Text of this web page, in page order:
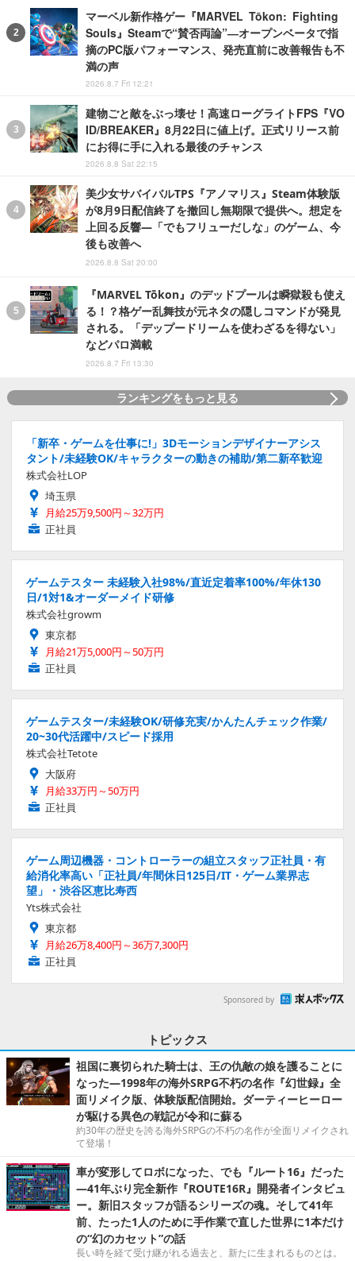
マーベル新作格ゲー『MARVEL Tōkon: Fighting
Souls』Steamで“賛否両論”―オープンベータで指
摘のPC版パフォーマンス、発売直前に改善報告も不
満の声
2026.8.7 Fri 12:21
建物ごと敵をぶっ壊せ！高速ローグライトFPS『VO
ID/BREAKER』8月22日に値上げ。正式リリース前
にお得に手に入れる最後のチャンス
2026.8.8 Sat 22:15
美少女サバイバルTPS『アノマリス』Steam体験版
が8月9日配信終了を撤回し無期限で提供へ。想定を
上回る反響―「でもフリューだしな」のゲーム、今
後も改善へ
2026.8.8 Sat 20:00
『MARVEL Tōkon』のデッドプールは瞬獄殺も使え
る！？格ゲー乱舞技が元ネタの隠しコマンドが発見
される。「デップードリームを使わざるを得ない」
などパロ満載
2026.8.7 Fri 13:30
ランキングをもっと見る
「新卒・ゲームを仕事に!」3Dモーションデザイナーアシス
タント/未経験OK/キャラクターの動きの補助/第二新卒歓迎
株式会社LOP
埼玉県
月給25万9,500円～32万円
正社員
ゲームテスター 未経験入社98%/直近定着率100%/年休130
日/1対1&オーダーメイド研修
株式会社growm
東京都
月給21万5,000円～50万円
正社員
ゲームテスター/未経験OK/研修充実/かんたんチェック作業/
20~30代活躍中/スピード採用
株式会社Tetote
大阪府
月給33万円～50万円
正社員
ゲーム周辺機器・コントローラーの組立スタッフ正社員・有
給消化率高い「正社員/年間休日125日/IT・ゲーム業界志
望」・渋谷区恵比寿西
Yts株式会社
東京都
月給26万8,400円～36万7,300円
正社員
Sponsored by
トピックス
祖国に裏切られた騎士は、王の仇敵の娘を護ることに
なった―1998年の海外SRPG不朽の名作『幻世録』全
面リメイク版、体験版配信開始。ダーティーヒーロー
が駆ける異色の戦記が令和に蘇る
約30年の歴史を誇る海外SRPGの不朽の名作が全面リメイクされ
て登場！
車が変形してロボになった、でも『ルート16』だった
―41年ぶり完全新作『ROUTE16R』開発者インタビュ
ー。新旧スタッフが語るシリーズの魂。そして41年
前、たった1人のために手作業で直した世界に1本だけ
の“幻のカセット”の話
長い時を経て受け継がれる過去と、新たに生まれるものとは。